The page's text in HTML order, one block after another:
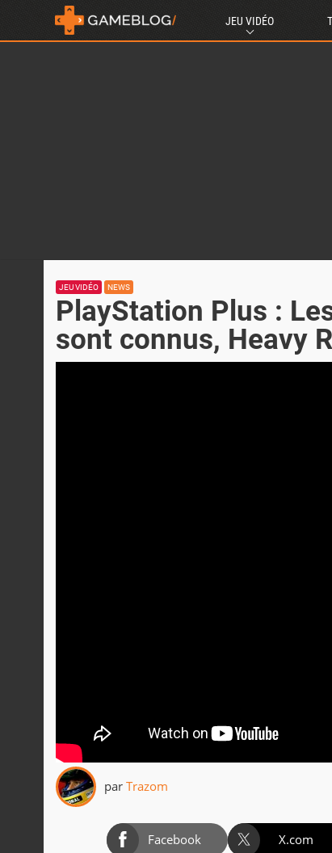
JEU VIDÉO
JEU VIDÉO NEWS
PlayStation Plus :
sont connus, Heavy
par Trazom
Facebook X.com